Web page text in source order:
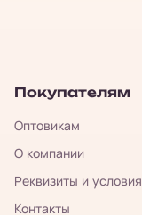
Покупателям
Оптовикам
О компании
Реквизиты и условия
Контакты